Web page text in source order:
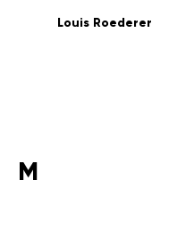
Louis Roederer
M